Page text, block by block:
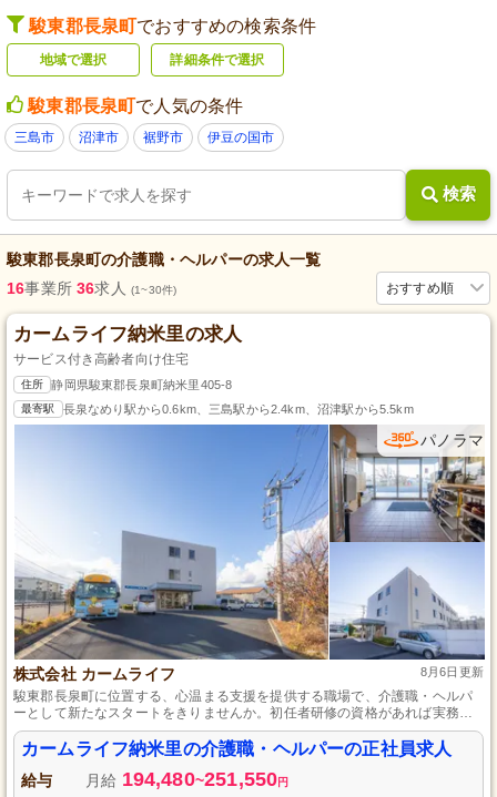
駿東郡長泉町でおすすめの検索条件
地域で選択 詳細条件で選択
駿東郡長泉町で人気の条件
三島市 沼津市 裾野市 伊豆の国市
検索
駿東郡長泉町の介護職・ヘルパーの求人一覧
おすすめ順
16事業所 36求人 (1~30件)
カームライフ納米里の求人
サービス付き高齢者向け住宅
住所 静岡県駿東郡長泉町納米里405-8
最寄駅 長泉なめり駅から0.6km、三島駅から2.4km、沼津駅から5.5km
パノラマ
株式会社 カームライフ 8月6日更新
駿東郡長泉町に位置する、心温まる支援を提供する職場で、介護職・ヘルパ
ーとして新たなスタートをきりませんか。初任者研修の資格があれば実務未
経験でも挑戦可能です。シフト制で働きやすい環境を整え、努力を給与にし
っかり反映する制度も備えているため、長期的に安心して働けます。
カームライフ納米里の介護職・ヘルパーの正社員求人
給与 月給 194,480~251,550円